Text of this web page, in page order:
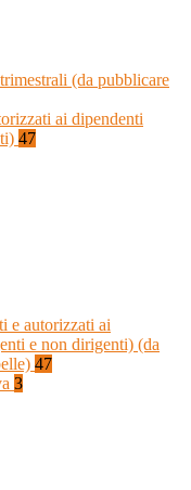
(da pubblicare
ai dipendenti
47
e autorizzati ai
e non dirigenti) (da
47
3